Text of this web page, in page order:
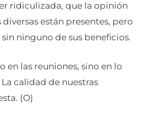
ridiculizada, que la opinión
están presentes, pero
ninguno de sus beneficios.
en las reuniones, sino en lo
calidad de nuestras
(O)